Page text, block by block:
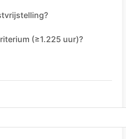
(≥1.225 uur)?